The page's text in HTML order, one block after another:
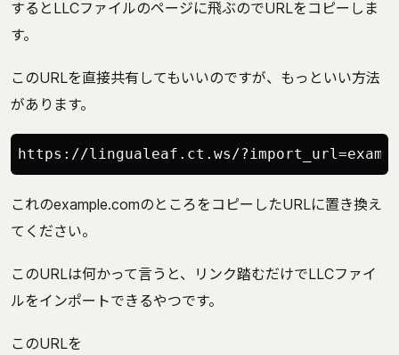
するとLLCファイルのページに飛ぶのでURLをコピーしま
す。
このURLを直接共有してもいいのですが、もっといい方法
があります。
これのexample.comのところをコピーしたURLに置き換え
てください。
このURLは何かって言うと、リンク踏むだけでLLCファイ
ルをインポートできるやつです。
このURLを